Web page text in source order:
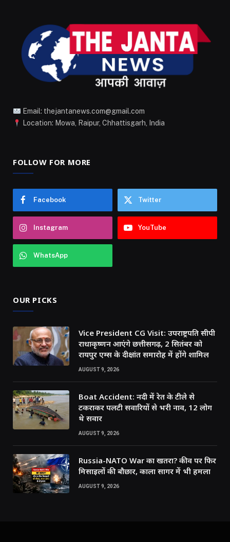
Email: thejantanews.com@gmail.com
Location: Mowa, Raipur, Chhattisgarh, India
FOLLOW FOR MORE
Facebook Twitter
Instagram YouTube
WhatsApp
OUR PICKS
Vice President CG Visit: उपराष्ट्रपति सीपी
राधाकृष्णन आएंगे छत्तीसगढ़, 2 सितंबर को
रायपुर एम्स के दीक्षांत समारोह में होंगे शामिल
AUGUST 9, 2026
Boat Accident: नदी में रेत के टीले से
टकराकर पलटी सवारियों से भरी नाव, 12 लोग
थे सवार
AUGUST 9, 2026
Russia-NATO War का खतरा? कीव पर फिर
मिसाइलों की बौछार, काला सागर में भी हमला
AUGUST 9, 2026